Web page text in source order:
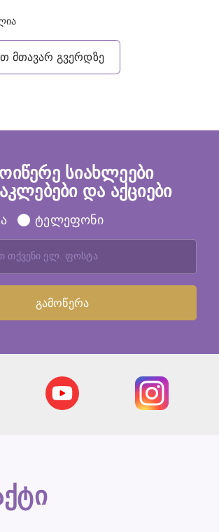
მთავარ გვერდზე
სიახლეები
და აქციები
ტელეფონი